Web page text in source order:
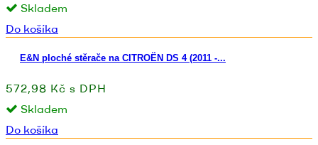
Skladem
Do košíka
E&N ploché stěrače na CITROËN DS 4 (2011 -...
572,98 Kč s DPH
Skladem
Do košíka